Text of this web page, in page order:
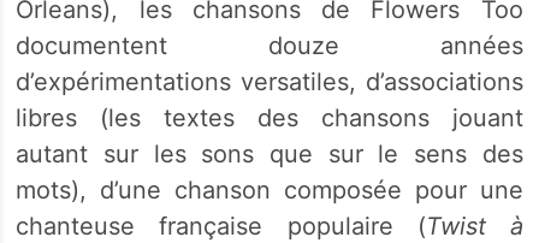
Orleans), les chansons de Flowers Too
documentent douze années
d’expérimentations versatiles, d’associations
libres (les textes des chansons jouant
autant sur les sons que sur le sens des
mots), d’une chanson composée pour une
chanteuse française populaire (Twist à